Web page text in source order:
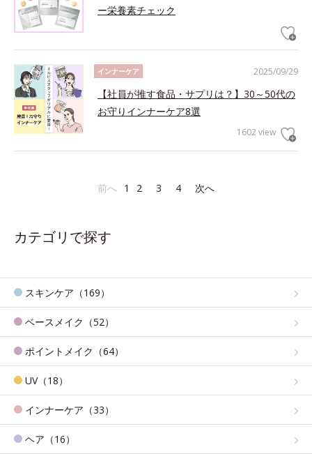
ー栄養素チェック
2025/09/29
インナーケア
【社員が推す食品・サプリは？】30～50代の
お守りインナーケア8選
1602 view
前へ 1 2 3 4 次へ
カテゴリで探す
スキンケア（169）
ベースメイク（52）
ポイントメイク（64）
UV（18）
インナーケア（33）
ヘア（16）